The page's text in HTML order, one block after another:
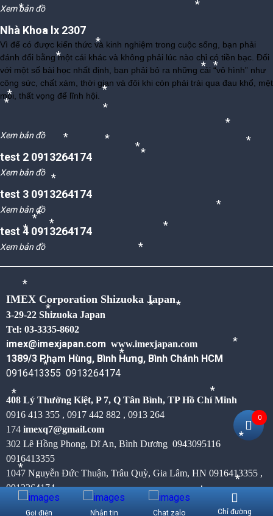
*
*
*
*
*
*
*
*
*
*
*
*
*
*
*
*
*
*
*
Xem bản đồ
Nhà Khoa lx 2307
Vì để có được kiến thức và kinh nghiệm trong cuộc sống, bạn phải
đánh đổi bằng một cái khác và không phải lúc nào chỉ có tiền bạc. Đối
với một số bài học nhất định, bạn phải bỏ ra những cái “vô hình” như
công sức, chất xám, thời gian và đôi khi còn phải trải qua đau khổ, mệt
mỏi, thất vọng để lĩnh hội.
Xem bản đồ
test 2 0913264174
Xem bản đồ
test 3 0913264174
Xem bản đồ
test 4 0913264174
Xem bản đồ
IMEX Corporation Shizuoka Japan
3-29-22 Shizuoka Japan
Tel: 03-3335-8602
imex@imexjapan.com www.imexjapan.com
1389/3 Phạm Hùng, Bình Hưng, Bình Chánh HCM
0916413355 0913264174
408 Lý Thường Kiệt, P 7, Q Tân Bình, TP Hồ Chí Minh
0916 413 355 , 0917 442 882 , 0913 264
174 imexq7@gmail.com
302 Lê Hồng Phong, Dĩ An, Bình Dương 0943095116
0916413355
1047 Nguyễn Đức Thuận, Trâu Quỳ, Gia Lâm, HN 0916413355 ,
0913264174
Gọi điện Nhắn tin Chat zalo Chỉ đường
0